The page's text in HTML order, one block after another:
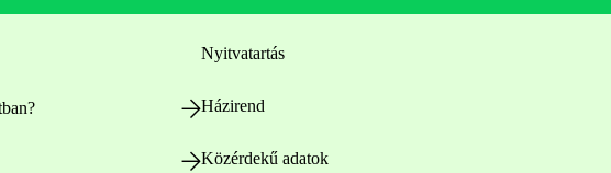
Nyitvatartás
Házirend
Közérdekű adatok